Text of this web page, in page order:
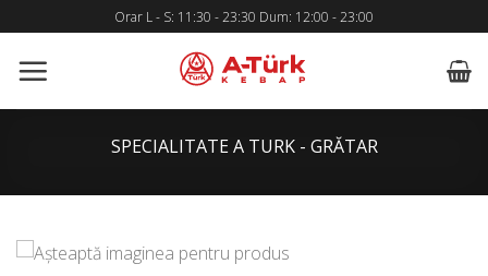
to
content
Orar L - S: 11:30 - 23:30 Dum: 12:00 - 23:00
SPECIALITATE A TURK - GRĂTAR